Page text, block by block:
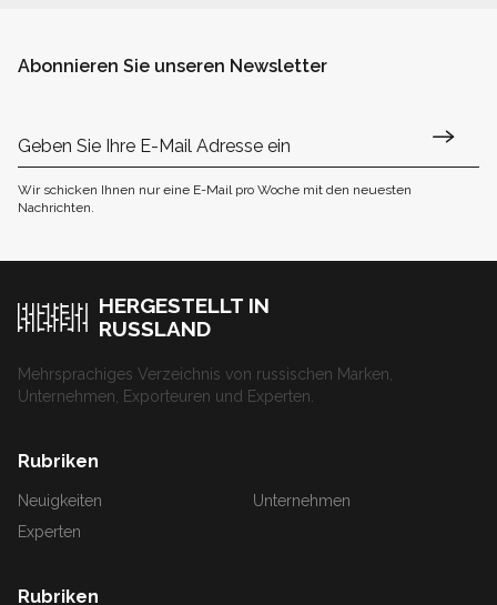
Abonnieren Sie unseren Newsletter
Wir schicken Ihnen nur eine E-Mail pro Woche mit den neuesten
Nachrichten.
HERGESTELLT IN
RUSSLAND
Mehrsprachiges Verzeichnis von russischen Marken,
Unternehmen, Exporteuren und Experten.
Rubriken
Neuigkeiten
Unternehmen
Experten
Rubriken